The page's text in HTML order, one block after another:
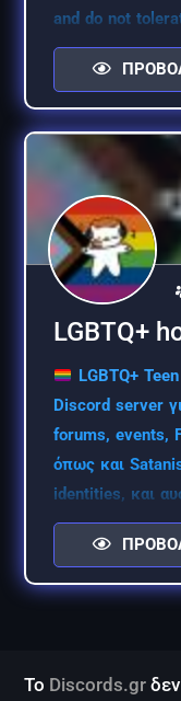
and do not
harassment.
LGBTQ+
LGBTQ+
Discord server
forums, events,
όπως και
identities, και
παρενόχληση.
Το Discords.grδεν